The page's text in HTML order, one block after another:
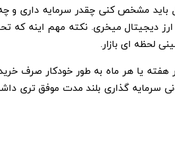
باید مشخص کنی چقدر سرمایه داری
ارز دیجیتال میخری. نکته مهم اینه
لحظه ای بازار.
یا هر ماه به طور خودکار صرف
گذاری بلند مدت موفق تری